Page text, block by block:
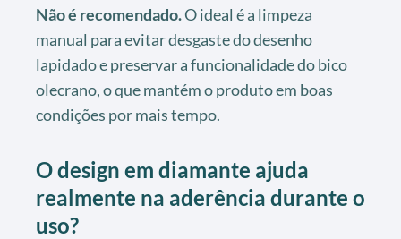
Não é recomendado.O ideal é a limpeza
manual para evitar desgaste do desenho
lapidado e preservar a funcionalidade do bico
olecrano, o que mantém o produto em boas
condições por mais tempo.
O design em diamante ajuda
realmente na aderência durante o
uso?